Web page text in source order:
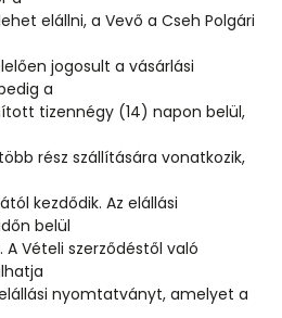
elállni, a Vevő a Cseh Polgári
jogosult a vásárlási
a
tizennégy (14) napon belül,
rész szállítására vonatkozik,
kezdődik. Az elállási
belül
A Vételi szerződéstől való
nyomtatványt, amelyet a